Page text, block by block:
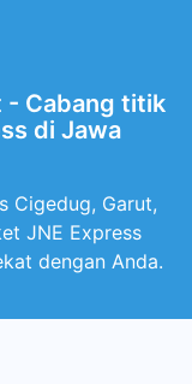
- Cabang titik
di Jawa
Cigedug, Garut,
JNE Express
dengan Anda.